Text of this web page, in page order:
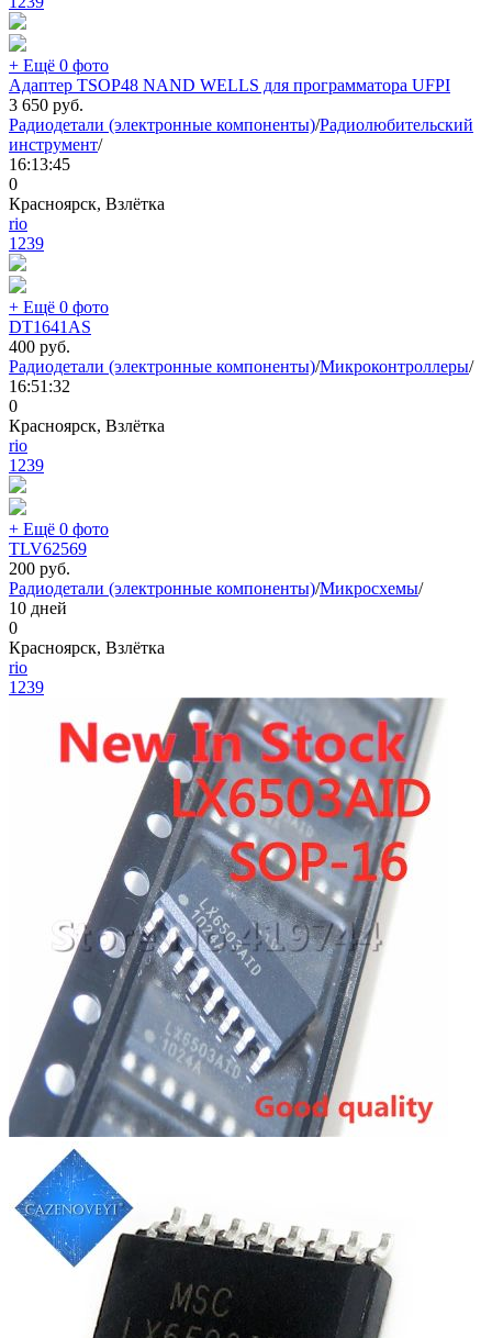
+ Ещё 0 фото
Адаптер TSOP48 NAND WELLS для программатора UFPI
3 650 руб.
Радиодетали (электронные компоненты)/Радиолюбительский
инструмент/
16:13:45
0
Красноярск, Взлётка
rio
1239
+ Ещё 0 фото
DT1641AS
400 руб.
Радиодетали (электронные компоненты)/Микроконтроллеры/
16:51:32
0
Красноярск, Взлётка
rio
1239
+ Ещё 0 фото
TLV62569
200 руб.
Радиодетали (электронные компоненты)/Микросхемы/
10 дней
0
Красноярск, Взлётка
rio
1239